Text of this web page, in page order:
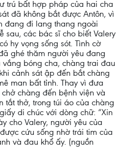
trú bất hợp pháp của hai cha
đã không bắt được Antôn, vì
đang đi lang thang ngoài
sau, các bác sĩ cho biết Valery
hy vọng sống sót. Tình cờ
ghé thăm người yêu đang
bóng cha, chàng trai đau
cảnh sát ập đến bắt chàng
man bất tỉnh. Thay vì đưa
chàng đến bệnh viện và
tắt thở, trong túi áo của chàng
di chúc với dòng chữ: “Xin
cho Valery, người yêu của
cứu sống nhờ trái tim của
và đau khổ ấy. (nguồn